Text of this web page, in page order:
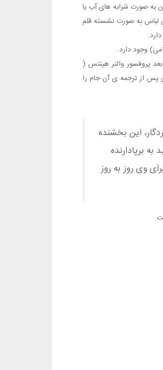
به صورت شرابه های آب یا
لباس به صورت نشسته قلم
وجود دارد.
پروفسور والتر هینتس (
پس از ترجمه ی آن جام را
این بخشنده
برپادارنده
وی روز به روز